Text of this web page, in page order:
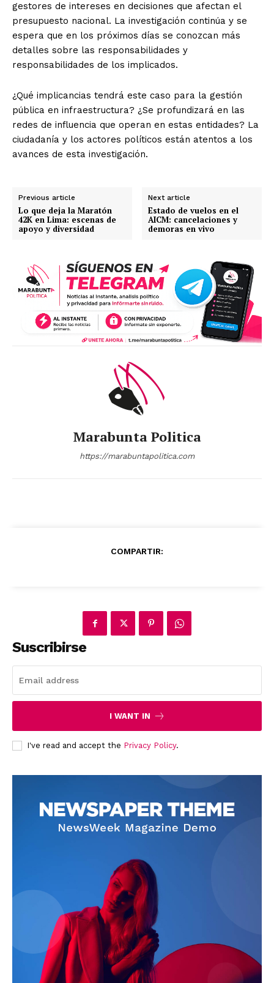
Magazine PRO
SUBSCRIBE NOW
Company
Contact us
Subscription Plans
My account
gestores de intereses en decisiones que afectan el
presupuesto nacional. La investigación continúa y se
espera que en los próximos días se conozcan más
detalles sobre las responsabilidades y
responsabilidades de los implicados.
¿Qué implicancias tendrá este caso para la gestión
pública en infraestructura? ¿Se profundizará en las
redes de influencia que operan en estas entidades? La
ciudadanía y los actores políticos están atentos a los
avances de esta investigación.
Previous article
Lo que deja la Maratón
42K en Lima: escenas de
apoyo y diversidad
Next article
Estado de vuelos en el
AICM: cancelaciones y
demoras en vivo
Marabunta Politica
https://marabuntapolitica.com
COMPARTIR:
Suscribirse
I WANT IN
I've read and accept the Privacy Policy.